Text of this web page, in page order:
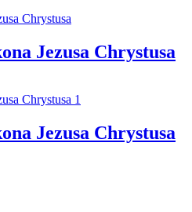
Jezusa Chrystusa
Jezusa Chrystusa